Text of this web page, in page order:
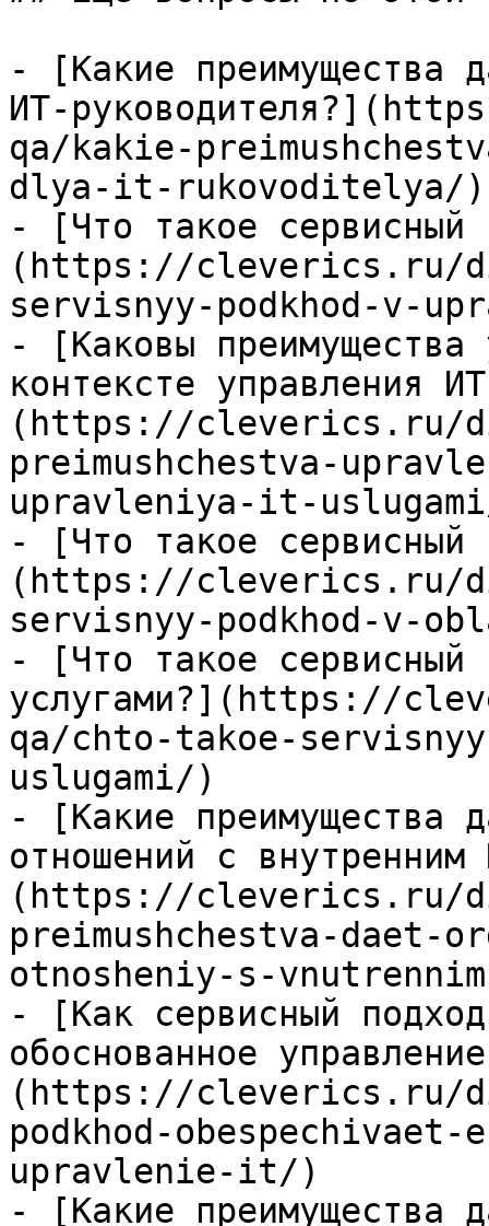
- [Какие преимущества
ИТ-
qa/kakie-
dlya-it-rukovoditelya/)
- [Что такое сервисный
(https://cleverics.ru/
servisnyy-podkhod-v-
- [Каковы преимущества
контексте управления
(https://cleverics.ru/
preimushchestva-
upravleniya-it-
- [Что такое сервисный
(https://cleverics.ru/
servisnyy-podkhod-v-
- [Что такое сервисный
услугами?](https://
qa/chto-takoe-
uslugami/)
- [Какие преимущества
отношений с
(https://cleverics.ru/
preimushchestva-daet-
otnosheniy-s-
- [Как сервисный подход
обоснованное
(https://cleverics.ru/
podkhod-obespechivaet-
upravlenie-it/)
- [Какие преимущества